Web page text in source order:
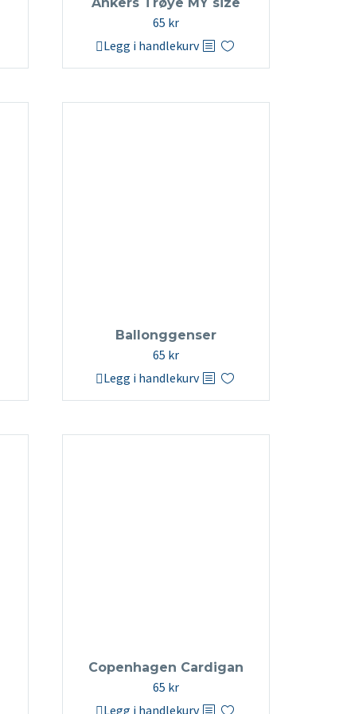
65 kr
Legg i handlekurv
Ballonggenser
65 kr
Legg i handlekurv
Copenhagen Cardigan
65 kr
Legg i handlekurv